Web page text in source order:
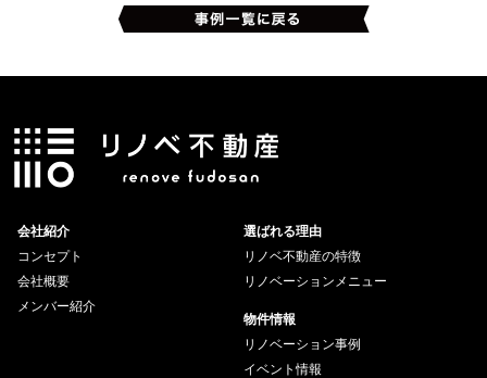
会社紹介
コンセプト
会社概要
メンバー紹介
選ばれる理由
リノベ不動産の特徴
リノベーションメニュー
物件情報
リノベーション事例
イベント情報